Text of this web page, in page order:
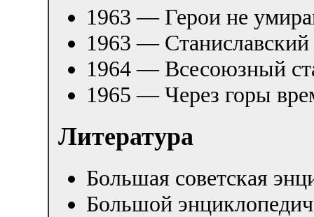
1963 — Герои не
1963 — Станиславский
1964 — Всесоюзный
1965 — Через горы
Литература
Большая советская
Большой